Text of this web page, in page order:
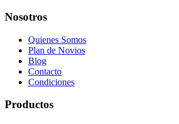
Nosotros
Quienes Somos
Plan de Novios
Blog
Contacto
Condiciones
Productos